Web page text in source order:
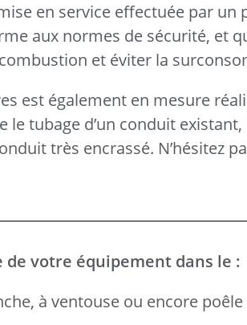
en service effectuée par
aux normes de sécurité, et
et éviter la
est également en mesure
tubage d’un conduit
très encrassé. N’hésitez
votre équipement dans le :
à ventouse ou encore